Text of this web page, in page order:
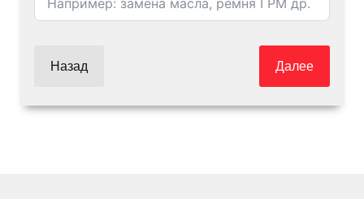
Назад Далее